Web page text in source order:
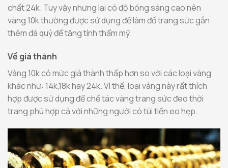
chất 24k. Tuy vậy nhưng lại có độ bóng sáng cao nên
vàng 10k thường được sử dụng để làm đồ trang sức gắn
thêm đá quý để tăng tính thẩm mỹ.
Về giá thành
Vàng 10k có mức giá thành thấp hơn so với các loại vàng
khác như: 14k,18k hay 24k. Vì thế, loại vàng này rất thích
hợp được sử dụng để chế tác vàng trang sức đeo thời
trang phù hợp cả với những người có túi tiền eo hẹp.